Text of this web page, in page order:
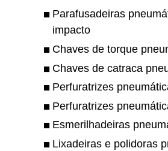
Parafusadeiras
impacto
Chaves de torque
Chaves de catraca
Perfuratrizes
Perfuratrizes
Esmerilhadeiras
Lixadeiras e polidoras